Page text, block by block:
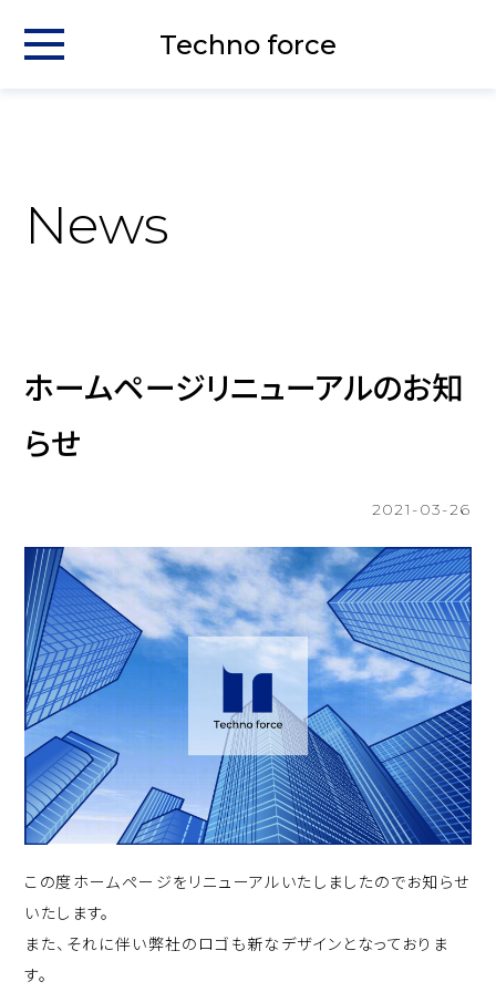
Techno force
News
ホームページリニューアルのお知
らせ
2021-03-26
この度ホームページをリニューアルいたしましたのでお知らせ
いたします。
また、それに伴い弊社のロゴも新なデザインとなっておりま
す。